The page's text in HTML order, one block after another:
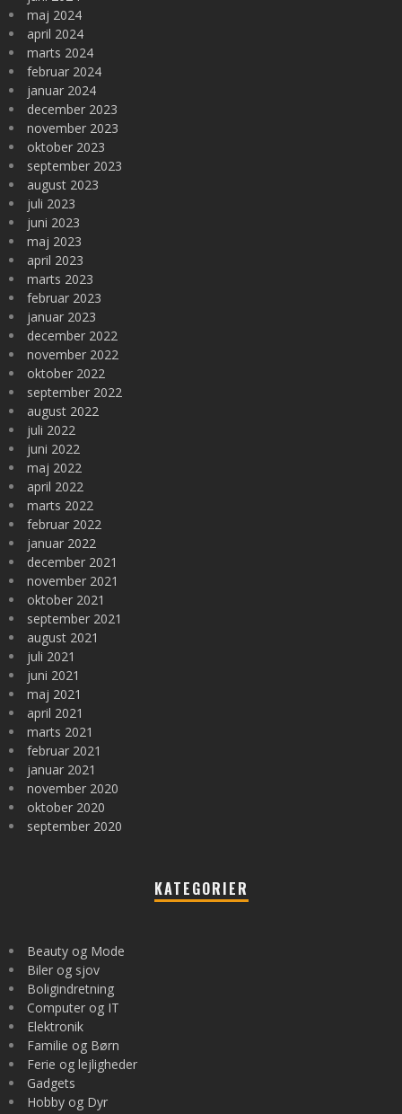
maj 2024
april 2024
marts 2024
februar 2024
januar 2024
december 2023
november 2023
oktober 2023
september 2023
august 2023
juli 2023
juni 2023
maj 2023
april 2023
marts 2023
februar 2023
januar 2023
december 2022
november 2022
oktober 2022
september 2022
august 2022
juli 2022
juni 2022
maj 2022
april 2022
marts 2022
februar 2022
januar 2022
december 2021
november 2021
oktober 2021
september 2021
august 2021
juli 2021
juni 2021
maj 2021
april 2021
marts 2021
februar 2021
januar 2021
november 2020
oktober 2020
september 2020
KATEGORIER
Beauty og Mode
Biler og sjov
Boligindretning
Computer og IT
Elektronik
Familie og Børn
Ferie og lejligheder
Gadgets
Hobby og Dyr